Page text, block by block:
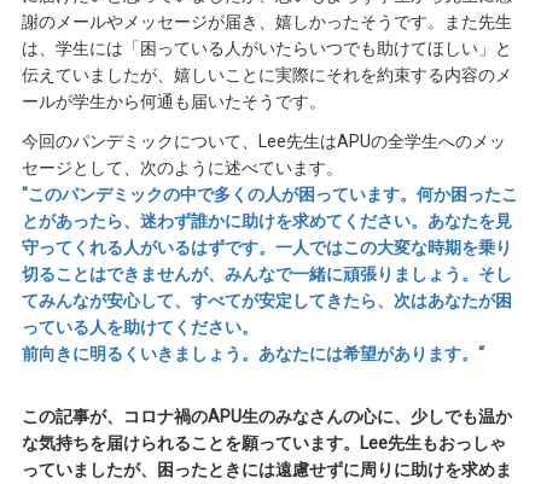
謝のメールやメッセージが届き、嬉しかったそうです。また先生
は、学生には「困っている人がいたらいつでも助けてほしい」と
伝えていましたが、嬉しいことに実際にそれを約束する内容のメ
ールが学生から何通も届いたそうです。
今回のパンデミックについて、Lee先生はAPUの全学生へのメッ
セージとして、次のように述べています。
"このパンデミックの中で多くの人が困っています。何か困ったこ
とがあったら、迷わず誰かに助けを求めてください。あなたを見
守ってくれる人がいるはずです。一人ではこの大変な時期を乗り
切ることはできませんが、みんなで一緒に頑張りましょう。そし
てみんなが安心して、すべてが安定してきたら、次はあなたが困
っている人を助けてください。
前向きに明るくいきましょう。あなたには希望があります。“
この記事が、コロナ禍のAPU生のみなさんの心に、少しでも温か
な気持ちを届けられることを願っています。Lee先生もおっしゃ
っていましたが、困ったときには遠慮せずに周りに助けを求めま